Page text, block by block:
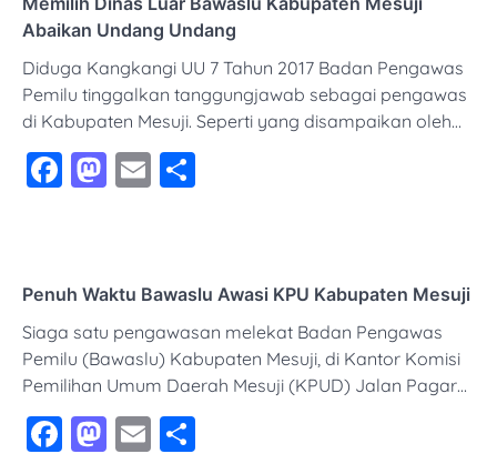
Abaikan Undang Undang
Diduga Kangkangi UU 7 Tahun 2017 Badan Pengawas
Pemilu tinggalkan tanggungjawab sebagai pengawas
di Kabupaten Mesuji. Seperti yang disampaikan oleh…
Facebook
Mastodon
Email
Penuh Waktu Bawaslu Awasi KPU Kabupaten Mesuji
Siaga satu pengawasan melekat Badan Pengawas
Pemilu (Bawaslu) Kabupaten Mesuji, di Kantor Komisi
Pemilihan Umum Daerah Mesuji (KPUD) Jalan Pagar…
Facebook
Mastodon
Email